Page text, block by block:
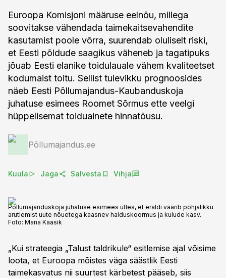
Euroopa Komisjoni määruse eelnõu, millega
soovitakse vähendada taimekaitsevahendite
kasutamist poole võrra, suurendab oluliselt riski,
et Eesti põldude saagikus väheneb ja tagatipuks
jõuab Eesti elanike toidulauale vähem kvaliteetset
kodumaist toitu. Sellist tulevikku prognoosides
näeb Eesti Põllumajandus-Kaubanduskoja
juhatuse esimees Roomet Sõrmus ette veelgi
hüppelisemat toiduainete hinnatõusu.
Põllumajandus.ee
Kuula Jaga Salvesta Vihja
Põllumajanduskoja juhatuse esimees ütles, et eraldi väärib põhjalikku
arutlemist uute nõuetega kaasnev halduskoormus ja kulude kasv.
Foto: Mana Kaasik
„Kui strateegia „Talust taldrikule“ esitlemise ajal võisime
loota, et Euroopa mõistes väga säästlik Eesti
taimekasvatus nii suurtest kärbetest pääseb, siis